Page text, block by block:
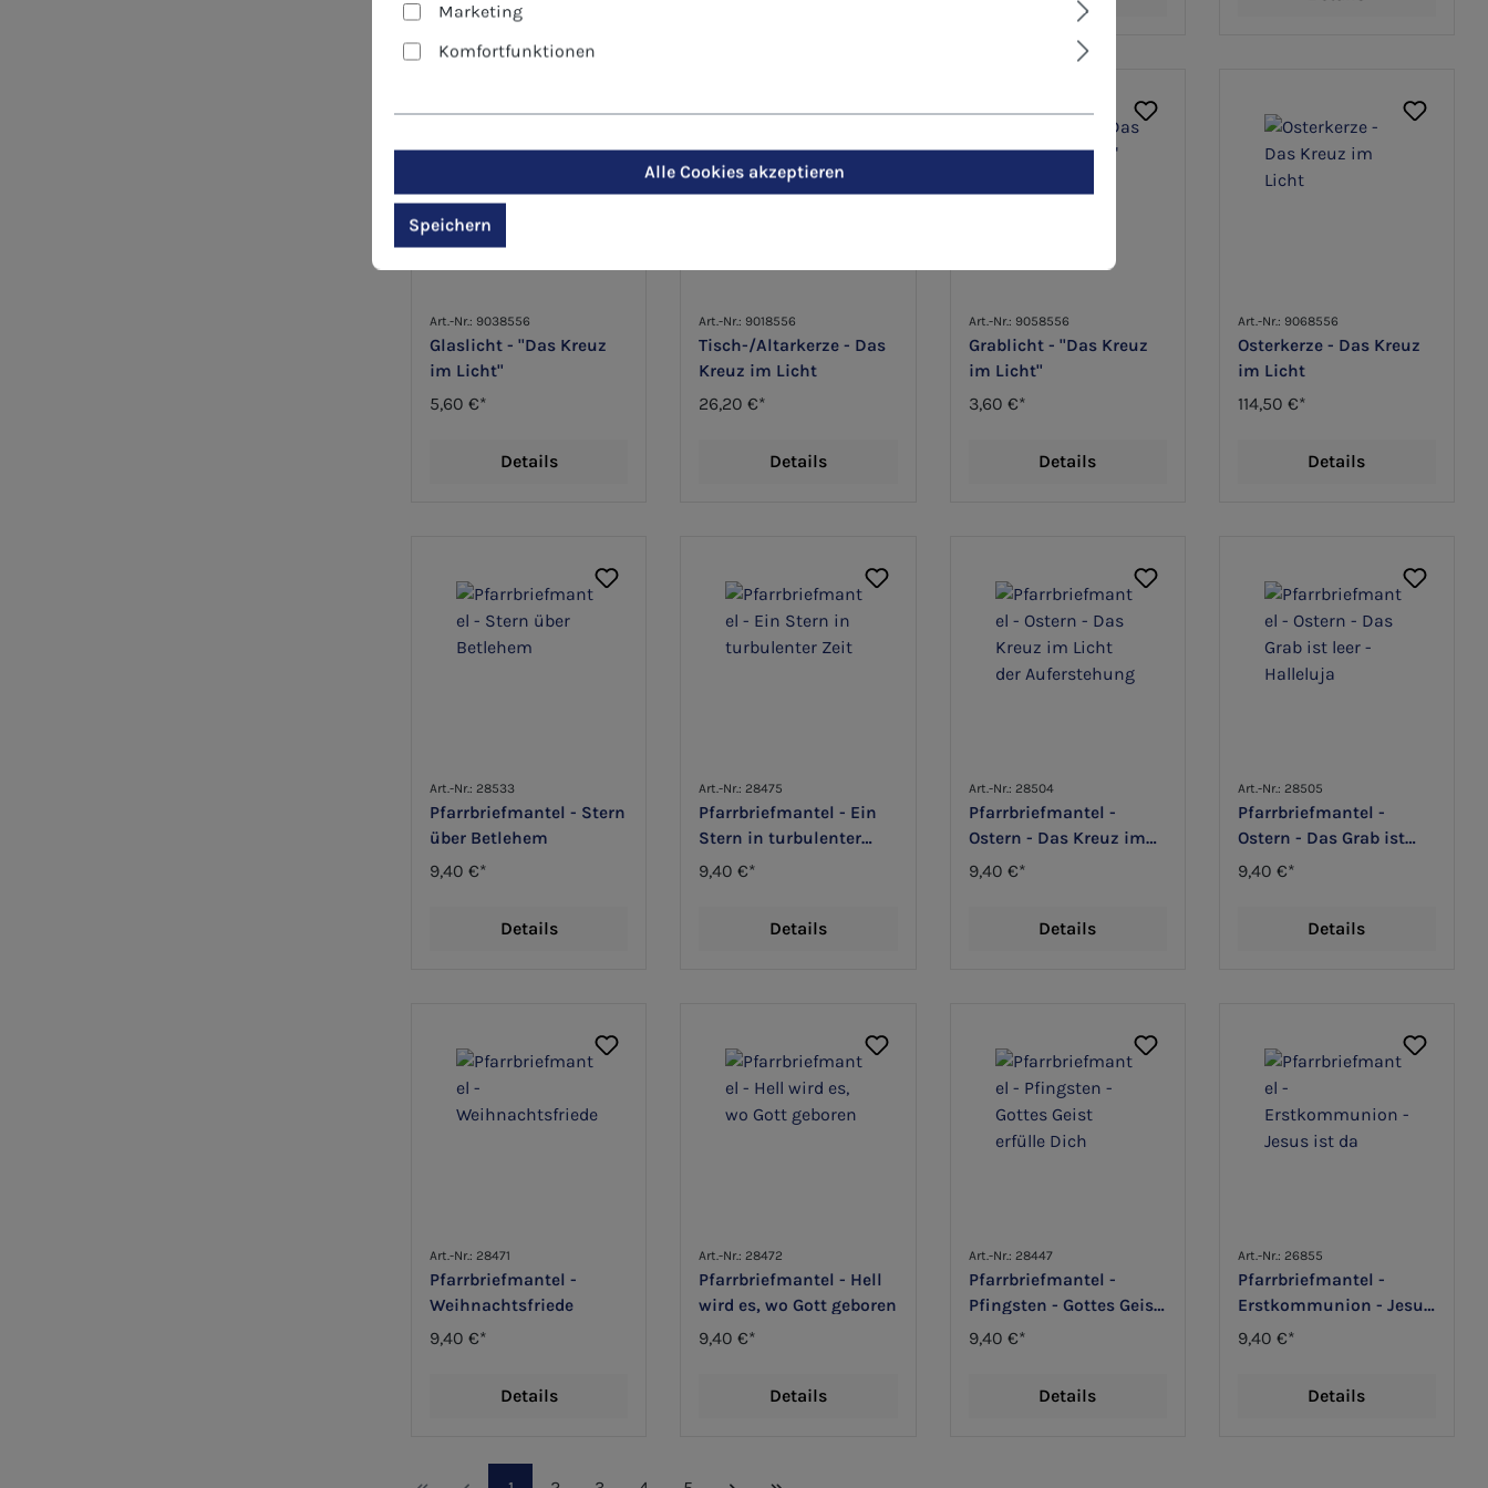
Art.-Nr.: 9038556
Glaslicht - "Das Kreuz
im Licht"
5,60 €*
Details
Art.-Nr.: 9018556
Tisch-/Altarkerze - Das
Kreuz im Licht
26,20 €*
Details
Art.-Nr.: 9058556
Grablicht - "Das Kreuz
im Licht"
3,60 €*
Details
Art.-Nr.: 9068556
Osterkerze - Das Kreuz
im Licht
114,50 €*
Details
Art.-Nr.: 28533
Pfarrbriefmantel - Stern
über Betlehem
9,40 €*
Details
Art.-Nr.: 28475
Pfarrbriefmantel - Ein
Stern in turbulenter
Zeit
9,40 €*
Details
Art.-Nr.: 28504
Pfarrbriefmantel -
Ostern - Das Kreuz im
Licht der Auferstehung
9,40 €*
Details
Art.-Nr.: 28505
Pfarrbriefmantel -
Ostern - Das Grab ist
leer - Halleluja
9,40 €*
Details
Art.-Nr.: 28471
Pfarrbriefmantel -
Weihnachtsfriede
9,40 €*
Details
Art.-Nr.: 28472
Pfarrbriefmantel - Hell
wird es, wo Gott geboren
9,40 €*
Details
Art.-Nr.: 28447
Pfarrbriefmantel -
Pfingsten - Gottes Geist
erfülle Dich
9,40 €*
Details
Art.-Nr.: 26855
Pfarrbriefmantel -
Erstkommunion - Jesus
ist da
9,40 €*
Details
Marketing
Komfortfunktionen
Alle Cookies akzeptieren
Speichern